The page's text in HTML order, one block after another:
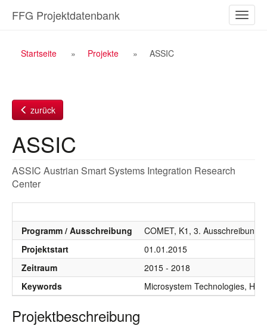
Inhalt
ein-/
FFG Projektdatenbank
Breadcrumb
Startseite Projekte ASSIC
zurück
ASSIC
ASSIC Austrian Smart Systems Integration Research
Center
Programm / Ausschreibung
COMET, K1, 3. Ausschreibung
Projektstart
01.01.2015
Zeitraum
2015 - 2018
Keywords
Microsystem Technologies,
Projektbeschreibung